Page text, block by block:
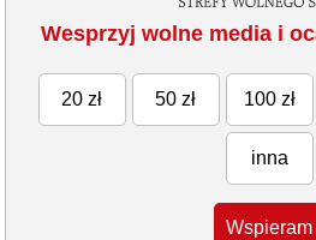
Wesprzyj wolne media i
20 zł 50 zł 100 zł
inna
Wspieram